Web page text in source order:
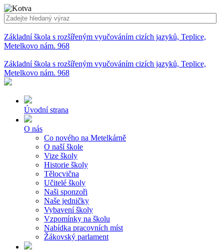
Základní škola s rozšířeným vyučováním cizích jazyků, Teplice,
Metelkovo nám. 968
Základní škola s rozšířeným vyučováním cizích jazyků, Teplice,
Metelkovo nám. 968
Úvodní strana
O nás
Co nového na Metelkárně
O naší škole
Vize školy
Historie školy
Tělocvična
Učitelé školy
Naši sponzoři
Naše jedničky
Vybavení školy
Vzpomínky na školu
Nabídka pracovních míst
Žákovský parlament